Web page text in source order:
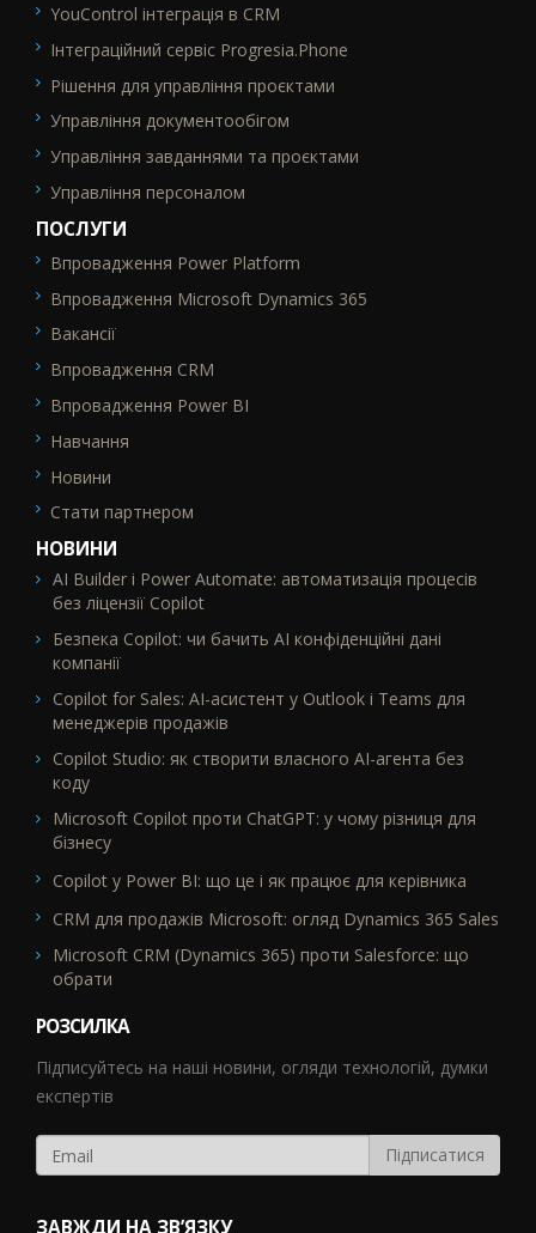
YouControl інтеграція в CRM
Інтеграційний сервіс Progresia.Phone
Рішення для управління проєктами
Управління документообігом
Управління завданнями та проєктами
Управління персоналом
ПОСЛУГИ
SEO_FTR2
Впровадження Power Platform
Впровадження Microsoft Dynamics 365
Вакансії
Впровадження CRM
Впровадження Power BI
Навчання
Новини
Стати партнером
НОВИНИ
AI Builder і Power Automate: автоматизація процесів
без ліцензії Copilot
Безпека Copilot: чи бачить AI конфіденційні дані
компанії
Copilot for Sales: AI-асистент у Outlook і Teams для
менеджерів продажів
Copilot Studio: як створити власного AI-агента без
коду
Microsoft Copilot проти ChatGPT: у чому різниця для
бізнесу
Copilot у Power BI: що це і як працює для керівника
CRM для продажів Microsoft: огляд Dynamics 365 Sales
Microsoft CRM (Dynamics 365) проти Salesforce: що
обрати
РОЗСИЛКА
Підписуйтесь на наші новини, огляди технологій, думки
експертів